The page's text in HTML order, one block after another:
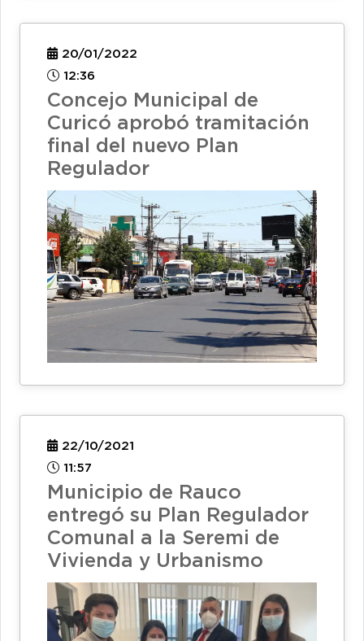
20/01/2022
12:36
Concejo Municipal de
Curicó aprobó tramitación
final del nuevo Plan
Regulador
22/10/2021
11:57
Municipio de Rauco
entregó su Plan Regulador
Comunal a la Seremi de
Vivienda y Urbanismo